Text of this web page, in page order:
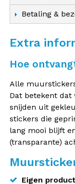
Betaling &
Extra
Hoe
Alle
Dat betekent dat
snijden uit
stickers die
lang mooi blijft
(transparante)
Eigen